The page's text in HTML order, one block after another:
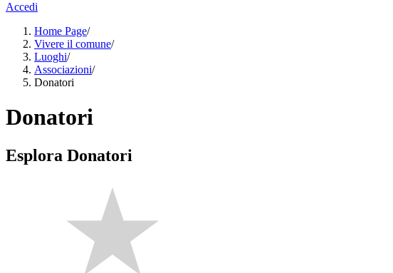
Accedi
Home Page/
Vivere il comune/
Luoghi/
Associazioni/
Donatori
Donatori
Esplora Donatori